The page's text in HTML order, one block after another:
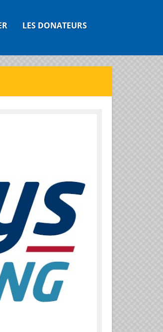
LES DONATEURS